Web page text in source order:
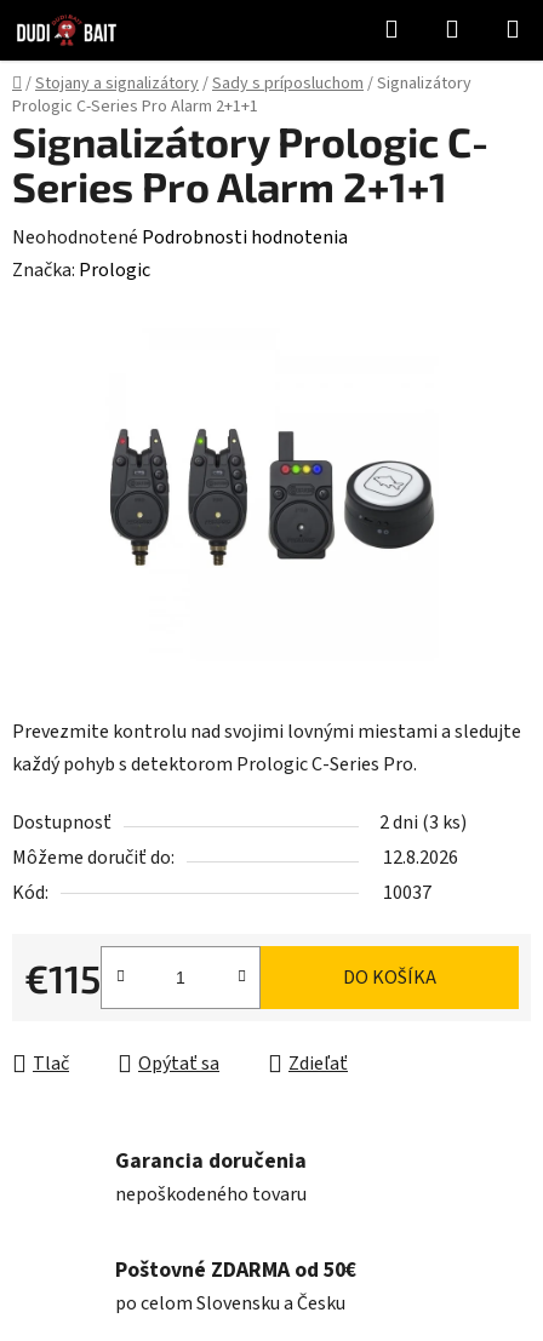
na
obsah
Hľadať
KOŠÍK
Domov
/Stojany a signalizátory/Sady s príposluchom/Signalizátory
Prologic C-Series Pro Alarm 2+1+1
Prevezmite kontrolu nad svojimi lovnými miestami a sledujte
každý pohyb s detektorom Prologic C-Series Pro.
Dostupnosť 2 dni (3 ks)
Môžeme doručiť do:
12.8.2026
Kód:
10037
€115
Jednotková cena:
DO KOŠÍKA
Tlač Opýtať sa Zdieľať
Signalizátory Prologic C-
Series Pro Alarm 2+1+1
Priemerné
hodnotenie
Neohodnotené Podrobnosti hodnotenia
Značka: Prologic
Garancia doručenia
nepoškodeného tovaru
Poštovné ZDARMA od 50€
po celom Slovensku a Česku